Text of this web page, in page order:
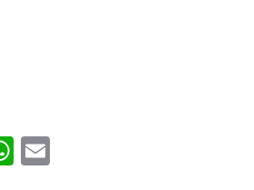
WhatsApp